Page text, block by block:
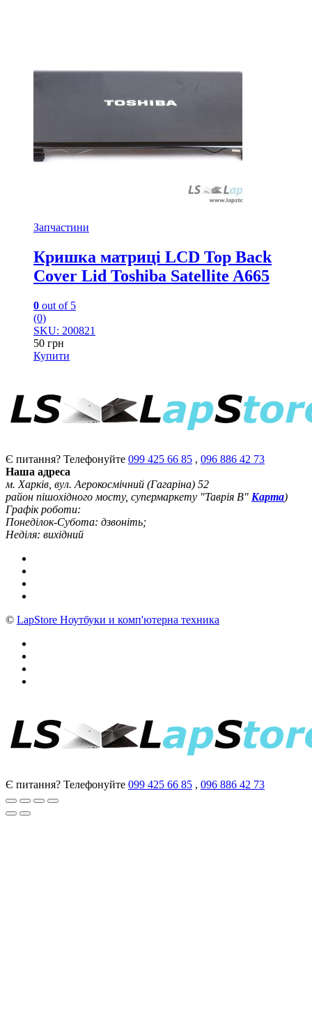
Запчастини
Кришка матриці LCD Top Back
Cover Lid Toshiba Satellite A665
0 out of 5
(0)
SKU: 200821
50 грн
Купити
Є питання? Телефонуйте 099 425 66 85 , 096 886 42 73
Наша адреса
м. Харків, вул. Аерокосмічний (Гагаріна) 52
район пішохідного мосту, супермаркету "Таврія В" Карта)
Графік роботи:
Понеділок-Субота: дзвоніть;
Неділя: вихідний
© LapStore Ноутбуки и комп'ютерна техника
Є питання? Телефонуйте 099 425 66 85 , 096 886 42 73